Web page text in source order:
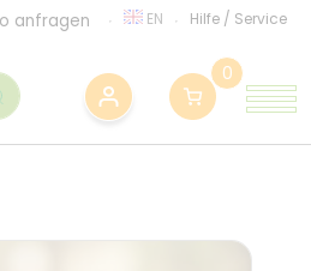
anfragen EN Hilfe / Service
0